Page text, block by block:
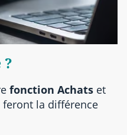
?
fonction Achats et
la différence